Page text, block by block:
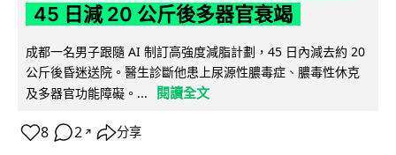
45 日減 20 公斤後多器官衰竭
成都一名男子跟隨 AI 制訂高強度減脂計劃，45 日內減去約 20
公斤後昏迷送院。醫生診斷他患上尿源性膿毒症、膿毒性休克
及多器官功能障礙。...
閱讀全文
8 2 ↗ 分享